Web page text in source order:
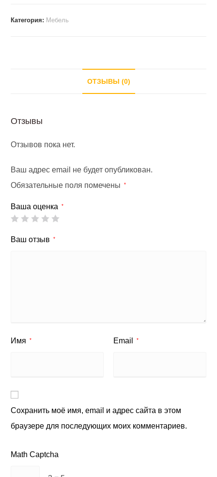
Категория: Мебель
ОТЗЫВЫ (0)
Отзывы
Отзывов пока нет.
Ваш адрес email не будет опубликован.
Обязательные поля помечены
*
Ваша оценка *
Ваш отзыв *
Имя * Email *
Сохранить моё имя, email и адрес сайта в этом
браузере для последующих моих комментариев.
Math Captcha